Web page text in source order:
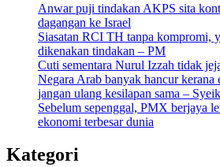
Anwar puji tindakan AKPS sita
dagangan ke Israel
Siasatan RCI TH tanpa kompromi,
dikenakan tindakan – PM
Cuti sementara Nurul Izzah tidak
Negara Arab banyak hancur kerana
jangan ulang kesilapan sama –
Sebelum sepenggal, PMX berjaya
ekonomi terbesar dunia
Kategori